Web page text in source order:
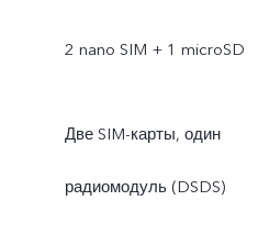
2 nano SIM + 1 microSD
Две SIM-карты, один
радиомодуль (DSDS)